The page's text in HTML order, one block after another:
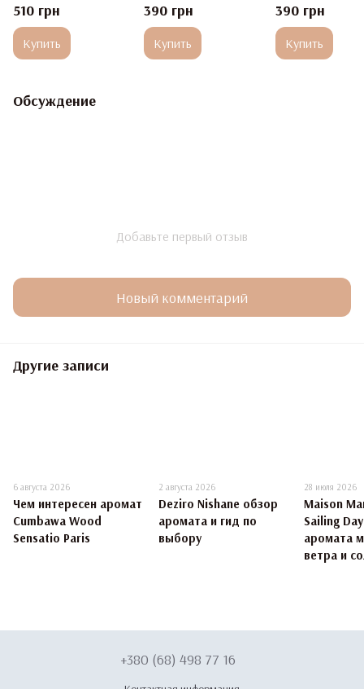
510 грн
Купить
390 грн
Купить
390 грн
Купить
Обсуждение
Добавьте первый отзыв
Новый комментарий
Другие записи
6 августа 2026
Чем интересен аромат
Cumbawa Wood
Sensatio Paris
2 августа 2026
Deziro Nishane обзор
аромата и гид по
выбору
28 июля 2026
Maison
Sailing
аромата
ветра и
+380 (68) 498 77 16